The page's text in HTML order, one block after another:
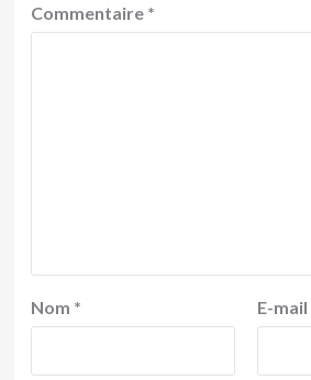
Commentaire *
Nom * E-mail